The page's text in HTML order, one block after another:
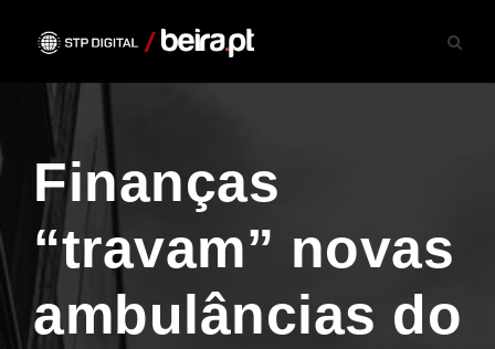
Finanças
“travam” novas
ambulâncias do